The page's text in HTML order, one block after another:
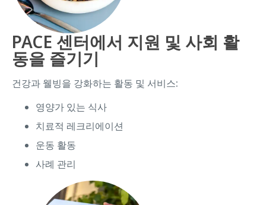
PACE 센터에서 지원 및 사회 활
동을 즐기기
건강과 웰빙을 강화하는 활동 및 서비스:
영양가 있는 식사
치료적 레크리에이션
운동 활동
사례 관리